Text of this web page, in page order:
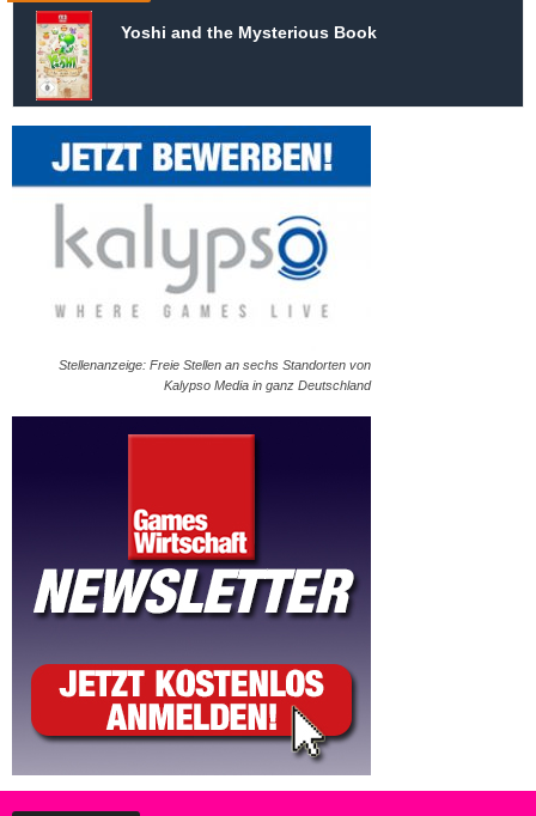
Yoshi and the Mysterious Book
Stellenanzeige: Freie Stellen an sechs Standorten von
Kalypso Media in ganz Deutschland